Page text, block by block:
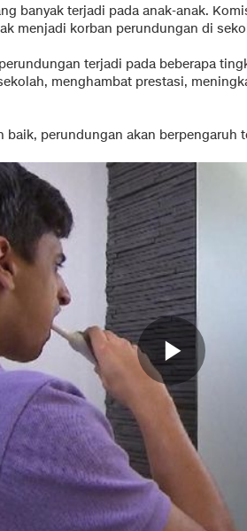
banyak terjadi pada anak-anak.
menjadi korban perundungan di
terjadi pada beberapa
menghambat prestasi,
perundungan akan berpengaruh